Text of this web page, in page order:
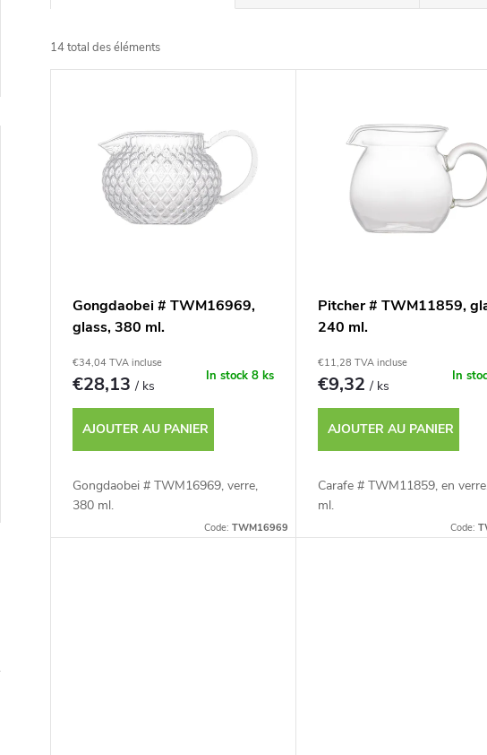
r
i
14total des éléments
o
Gongdaobei # TWM16969,
glass, 380 ml.
€34,04 TVA incluse
€28,13/ ks
In stock8 ks
AJOUTER AU PANIER
Gongdaobei # TWM16969, verre,
380 ml.
Code:TWM16969
Pitcher # TWM11859,
240 ml.
€11,28 TVA incluse
€9,32/ ks
In
AJOUTER AU PANIER
Carafe # TWM11859, en
ml.
Code: